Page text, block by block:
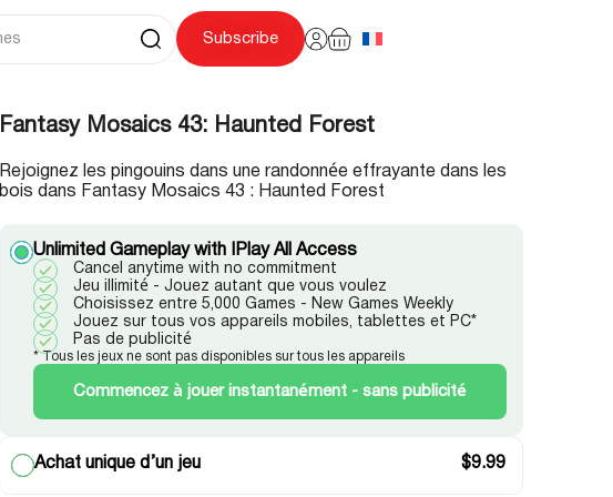
Subscribe
Fantasy Mosaics 43: Haunted Forest
Unlimited Gameplay with IPlay All Access
Cancel anytime with no commitment
Jeu illimité - Jouez autant que vous voulez
Choisissez entre 5,000 Games - New Games Weekly
Jouez sur tous vos appareils mobiles, tablettes et PC*
Pas de publicité
* Tous les jeux ne sont pas disponibles sur tous les appareils
Commencez à jouer instantanément - sans publicité
Achat unique d’un jeu $9.99
Rejoignez les pingouins dans une randonnée effrayante dans les
bois dans Fantasy Mosaics 43 : Haunted Forest